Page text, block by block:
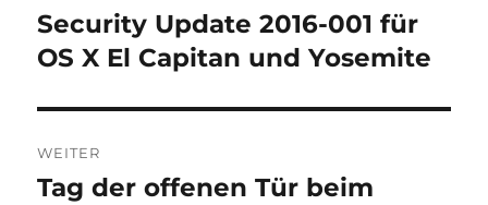
Vorheriger
Beitrag:
Security Update 2016-001 für
OS X El Capitan und Yosemite
WEITER
Nächster
Tag der offenen Tür beim